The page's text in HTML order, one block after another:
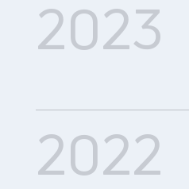
2023
2022